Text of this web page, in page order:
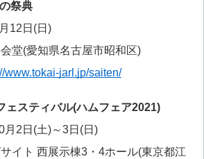
祭典
12日(日)
堂(愛知県名古屋市昭和区)
www.tokai-jarl.jp/saiten/
ェスティバル(ハムフェア2021)
2日(土)～3日(日)
イト 西展示棟3・4ホール(東京都江